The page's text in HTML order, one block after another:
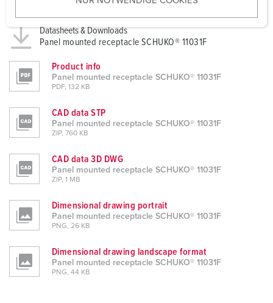
w
h
l
Datasheets & Downloads
Panel mounted receptacle SCHUKO® 11031F
Product info
Panel mounted receptacle SCHUKO® 11031F
PDF, 132 KB
CAD data STP
Panel mounted receptacle SCHUKO® 11031F
ZIP, 760 KB
CAD data 3D DWG
Panel mounted receptacle SCHUKO® 11031F
ZIP, 1 MB
Dimensional drawing portrait
Panel mounted receptacle SCHUKO® 11031F
PNG, 26 KB
Dimensional drawing landscape format
Panel mounted receptacle SCHUKO® 11031F
PNG, 44 KB